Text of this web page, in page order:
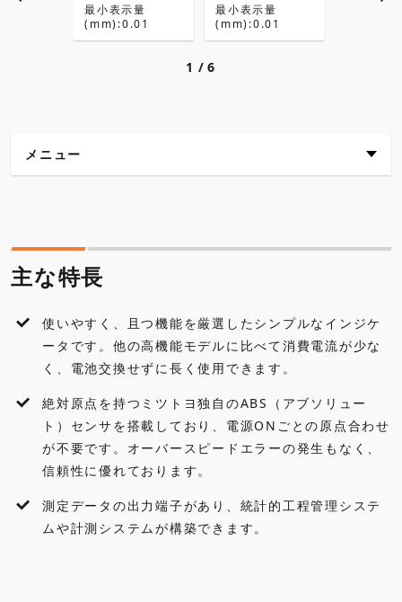
最小表示量
(mm):0.01
最小表示量
(mm):0.01
1 6
メニュー
仕様
標準付属品
外観寸法図
アクセサリ・オプション
主な特長
使いやすく、且つ機能を厳選したシンプルなインジケ
ータです。他の高機能モデルに比べて消費電流が少な
く、電池交換せずに長く使用できます。
絶対原点を持つミツトヨ独自のABS（アブソリュー
ト）センサを搭載しており、電源ONごとの原点合わせ
が不要です。オーバースピードエラーの発生もなく、
信頼性に優れております。
測定データの出力端子があり、統計的工程管理システ
ムや計測システムが構築できます。